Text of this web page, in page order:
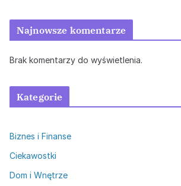
Najnowsze komentarze
Brak komentarzy do wyświetlenia.
Kategorie
Biznes i Finanse
Ciekawostki
Dom i Wnętrze